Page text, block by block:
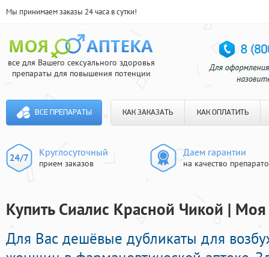
Мы принимаем заказы 24 часа в сутки!
все для Вашего сексуального здоровья
препараты для повышения потенции
ВСЕ ПРЕПАРАТЫ КАК ЗАКАЗАТЬ КАК ОПЛАТИТЬ
Круглосуточный
прием заказов
Даем гарантии
на качество
Купить Сиалис Красной Чикой |
Для Вас дешёвые дубликаты для